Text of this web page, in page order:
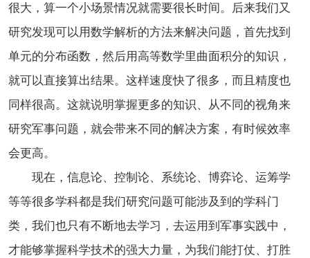
很大，算一个小场景情况就需要很长时间。后来我们又
研究发现可以用数学解析的方法来解决问题，首先找到
单元的分布函数，然后用高等数学里曲面积分的知识，
就可以直接算出结果。这样速度快了很多，而且精度也
同样很高。这就说明掌握更多的知识、从不同的视角来
研究军事问题，就会带来不同的解决方案，有时候效率
会更高。
现在，信息论、控制论、系统论、博弈论、运筹学
等等很多学科都是我们研究问题可能涉及到的学科门
类，我们也只有不断地去学习，去运用到军事实践中，
才能够掌握科学技术的强大力量，为我们能打仗、打胜